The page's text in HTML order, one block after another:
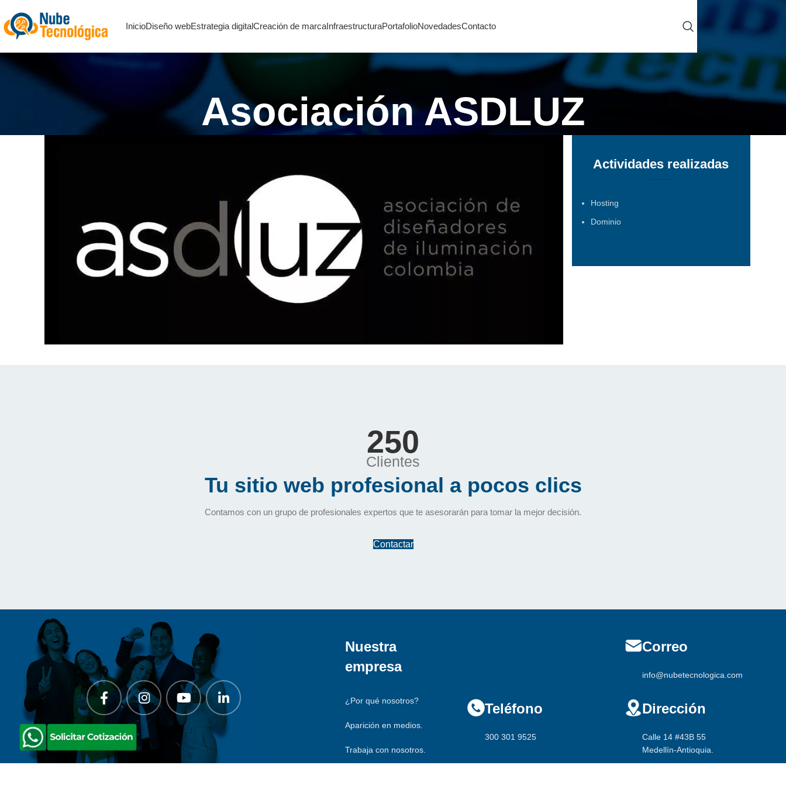
InicioDiseño webEstrategia digitalCreación de marcaInfraestructuraPortafolioNovedadesContacto
Asociación ASDLUZ
Actividades realizadas
Hosting
Dominio
250
Clientes
Tu sitio web profesional a pocos clics
Contamos con un grupo de profesionales expertos que te asesorarán para tomar la mejor decisión.
Contactar
Nuestra
empresa
¿Por qué nosotros?
Aparición en medios.
Trabaja con nosotros.
Teléfono
300 301 9525
Correo
info@nubetecnologica.com
Dirección
Calle 14 #43B 55
Medellín-Antioquia.